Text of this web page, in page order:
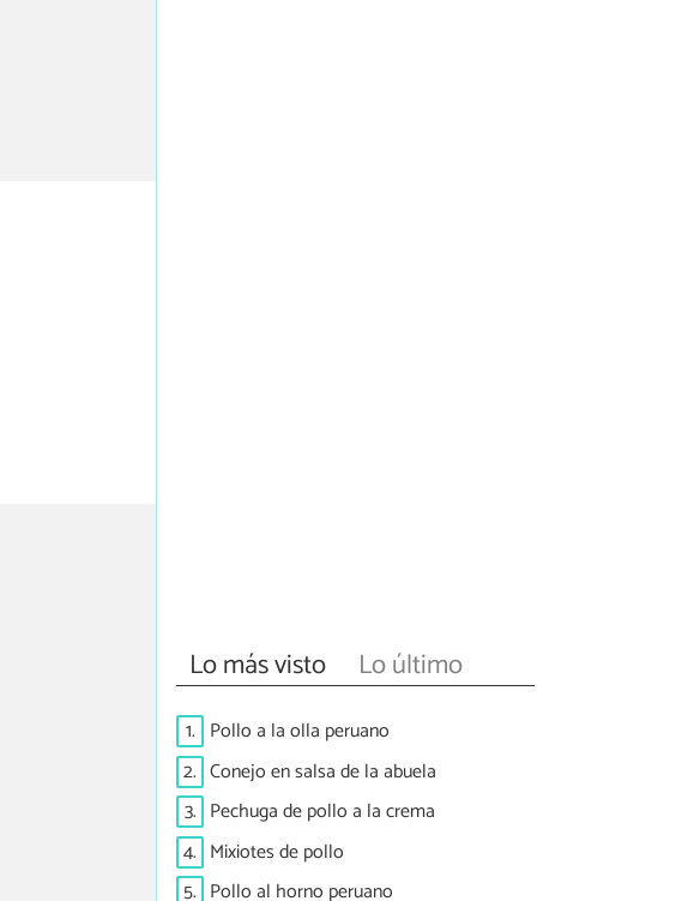
Lo más visto Lo último
1. Pollo a la olla peruano
2. Conejo en salsa de la abuela
3. Pechuga de pollo a la crema
4. Mixiotes de pollo
5. Pollo al horno peruano